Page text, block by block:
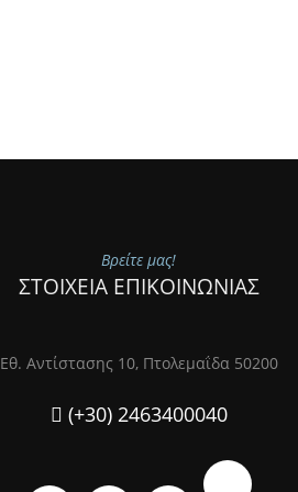
Βρείτε μας!
ΣΤΟΙΧΕΙΑ ΕΠΙΚΟΙΝΩΝΙΑΣ
Εθ. Αντίστασης 10, Πτολεμαΐδα 50200
(+30) 2463400040